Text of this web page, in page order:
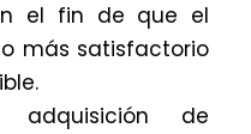
el fin de que el
más satisfactorio
adquisición de